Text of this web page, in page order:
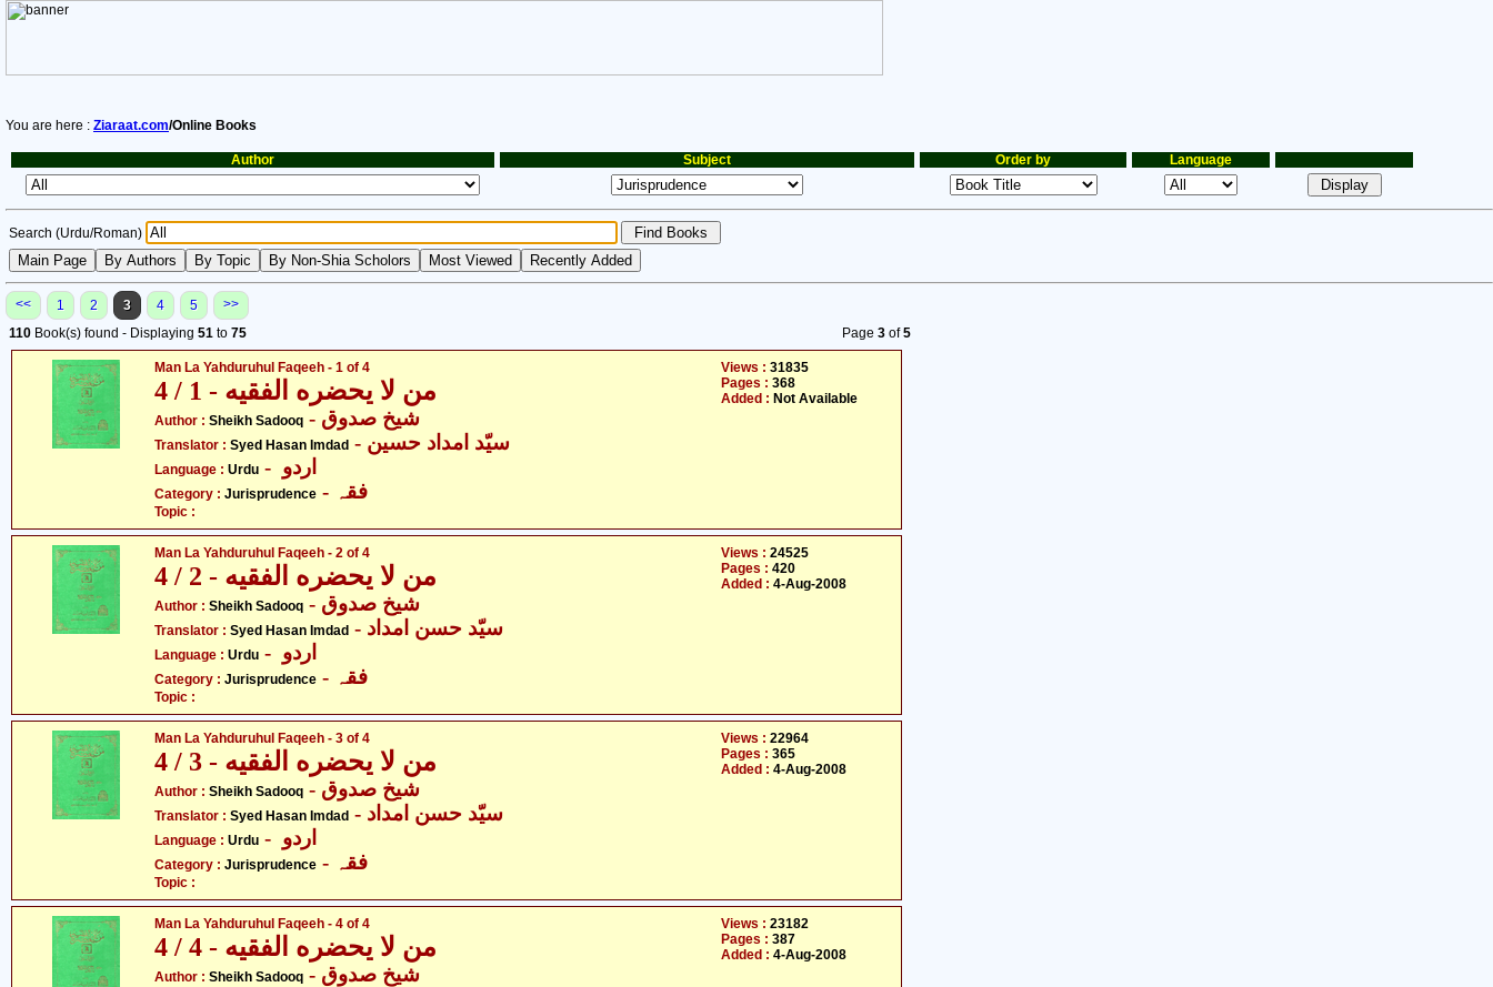
You are here : Ziaraat.com/Online Books
Author Subject Order by Language
Search (Urdu/Roman)
<< 1 2 3 4 5
>>
110 Book(s) found - Displaying 51 to 75 Page 3of5
Man La Yahduruhul Faqeeh - 1 of 4
من لا يحضره الفقيه - 1 / 4
Author : Sheikh Sadooq - شیخ صدوق
Translator : Syed Hasan Imdad - سیّد امداد حسین
Language : Urdu
Category : Jurisprudence - فقہ
Topic :
Views : 31835
Pages : 368
Added : Not Available
Man La Yahduruhul Faqeeh - 2 of 4
من لا يحضره الفقيه - 2 / 4
Author : Sheikh Sadooq - شیخ صدوق
Translator : Syed Hasan Imdad
Language : Urdu
Category : Jurisprudence - فقہ
Topic :
Views : 24525
Pages : 420
Added : 4-Aug-2008
Man La Yahduruhul Faqeeh - 3 of 4
من لا يحضره الفقيه - 3 / 4
Author : Sheikh Sadooq - شیخ صدوق
Translator : Syed Hasan Imdad
Language : Urdu
Category : Jurisprudence - فقہ
Topic :
Views : 22964
Pages : 365
Added : 4-Aug-2008
Man La Yahduruhul Faqeeh - 4 of 4
من لا يحضره الفقيه - 4 / 4
Author : Sheikh Sadooq - شیخ صدوق
Views : 23182
Pages : 387
Added : 4-Aug-2008